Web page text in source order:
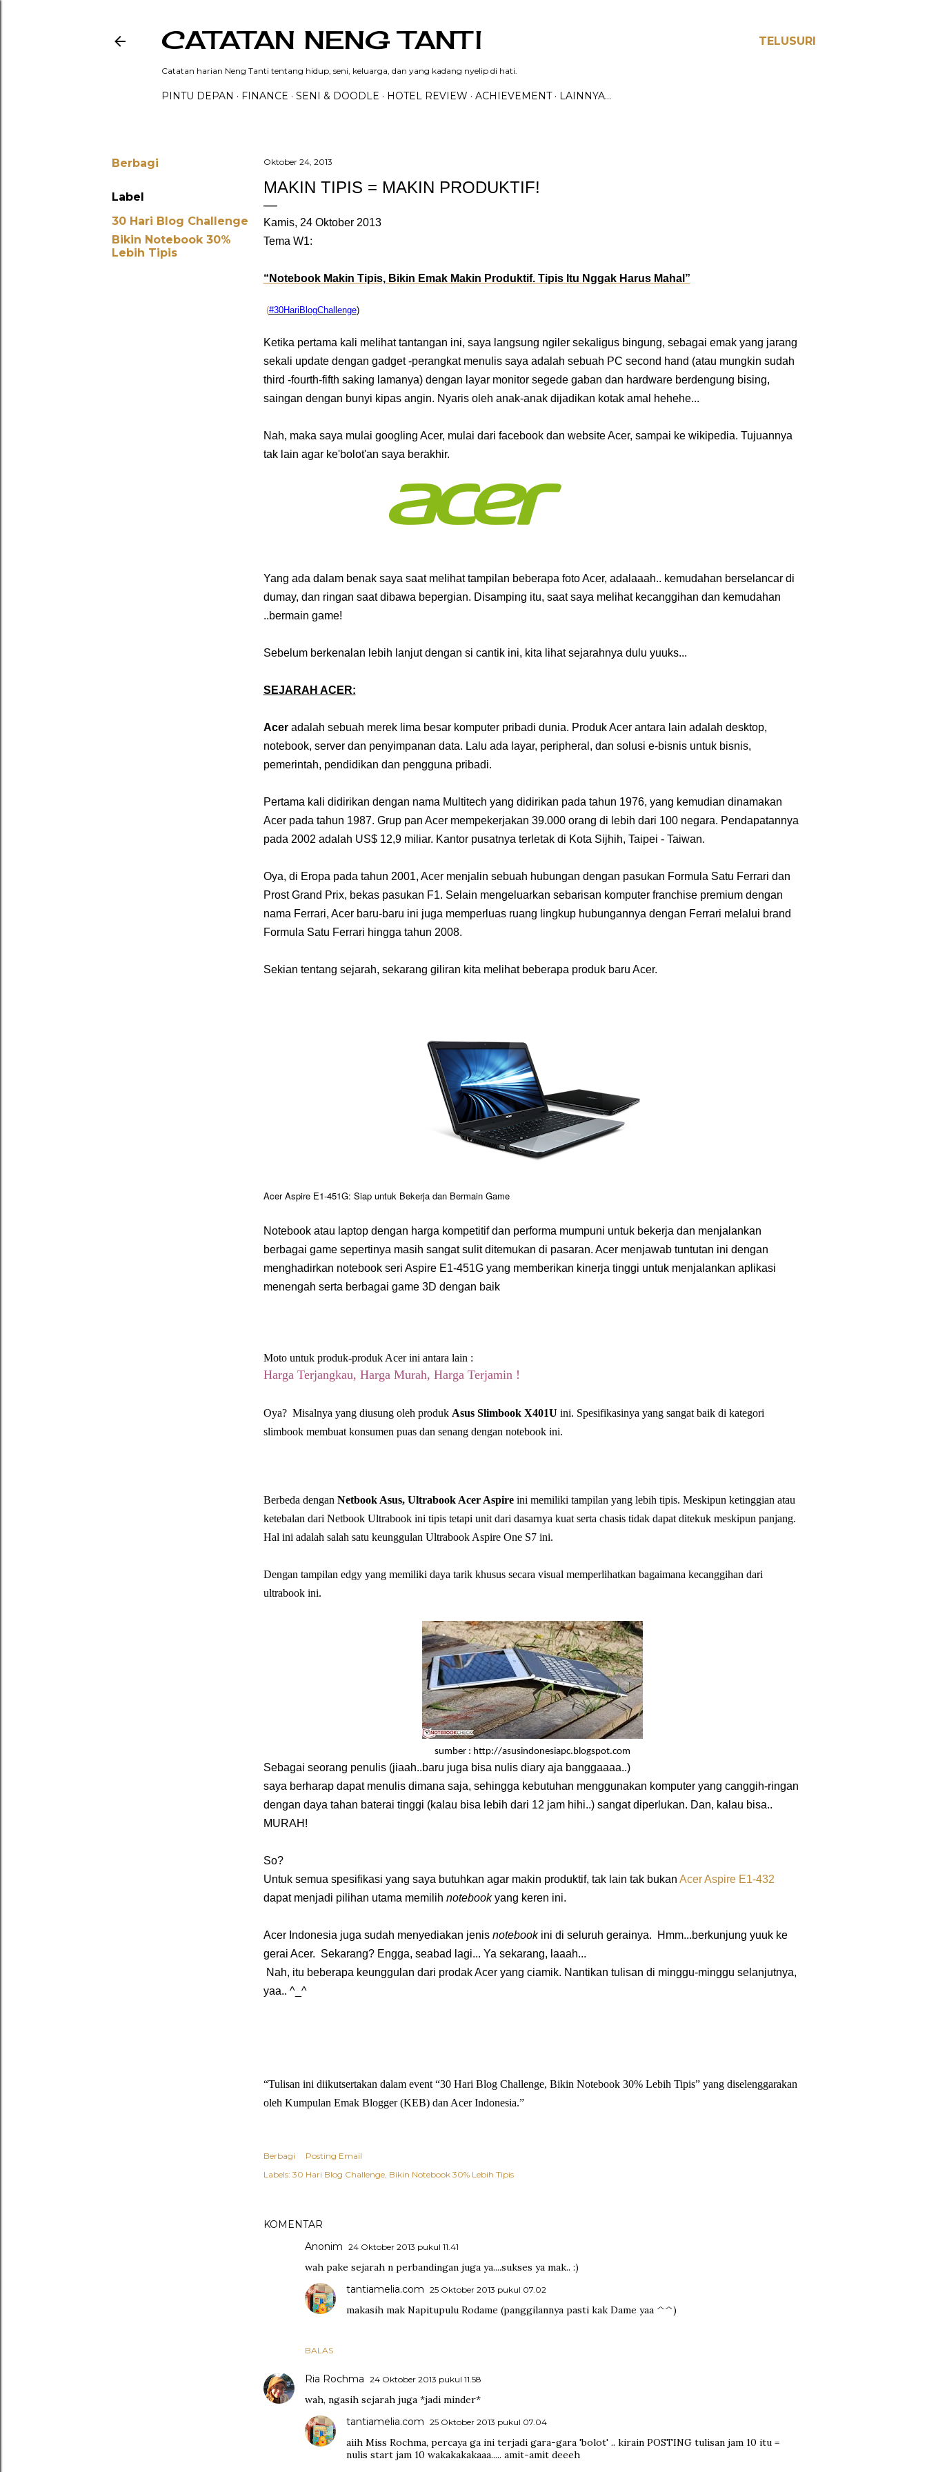
TELUSURI
CATATAN NENG TANTI
Catatan harian Neng Tanti tentang hidup, seni, keluarga, dan yang kadang nyelip di hati.
PINTU DEPAN FINANCE SENI & DOODLE HOTEL REVIEW ACHIEVEMENT LAINNYA…
Berbagi
Label
30 Hari Blog Challenge
Bikin Notebook 30%
Lebih Tipis
Oktober 24, 2013
MAKIN TIPIS = MAKIN PRODUKTIF!
Kamis, 24 Oktober 2013
Tema W1:
“Notebook Makin Tipis, Bikin Emak Makin Produktif. Tipis Itu Nggak Harus Mahal”
(#30HariBlogChallenge)
Ketika pertama kali melihat tantangan ini, saya langsung ngiler sekaligus bingung, sebagai emak yang jarang
sekali update dengan gadget -perangkat menulis saya adalah sebuah PC second hand (atau mungkin sudah
third -fourth-fifth saking lamanya) dengan layar monitor segede gaban dan hardware berdengung bising,
saingan dengan bunyi kipas angin. Nyaris oleh anak-anak dijadikan kotak amal hehehe...
Nah, maka saya mulai googling Acer, mulai dari facebook dan website Acer, sampai ke wikipedia. Tujuannya
tak lain agar ke'bolot'an saya berakhir.
Yang ada dalam benak saya saat melihat tampilan beberapa foto Acer, adalaaah.. kemudahan berselancar di
dumay, dan ringan saat dibawa bepergian. Disamping itu, saat saya melihat kecanggihan dan kemudahan
..bermain game!
Sebelum berkenalan lebih lanjut dengan si cantik ini, kita lihat sejarahnya dulu yuuks...
SEJARAH ACER:
Aceradalah sebuah merek lima besar komputer pribadi dunia. Produk Acer antara lain adalah desktop,
notebook, server dan penyimpanan data. Lalu ada layar, peripheral, dan solusi e-bisnis untuk bisnis,
pemerintah, pendidikan dan pengguna pribadi.
Pertama kali didirikan dengan nama Multitech yang didirikan pada tahun 1976, yang kemudian dinamakan
Acer pada tahun 1987. Grup pan Acer mempekerjakan 39.000 orang di lebih dari 100 negara. Pendapatannya
pada 2002 adalah US$ 12,9 miliar. Kantor pusatnya terletak di Kota Sijhih, Taipei - Taiwan.
Oya, di Eropa pada tahun 2001, Acer menjalin sebuah hubungan dengan pasukan Formula Satu Ferrari dan
Prost Grand Prix, bekas pasukan F1. Selain mengeluarkan sebarisan komputer franchise premium dengan
nama Ferrari, Acer baru-baru ini juga memperluas ruang lingkup hubungannya dengan Ferrari melalui brand
Formula Satu Ferrari hingga tahun 2008.
Sekian tentang sejarah, sekarang giliran kita melihat beberapa produk baru Acer.
Acer Aspire E1-451G: Siap untuk Bekerja dan Bermain Game
Notebook atau laptop dengan harga kompetitif dan performa mumpuni untuk bekerja dan menjalankan
berbagai game sepertinya masih sangat sulit ditemukan di pasaran. Acer menjawab tuntutan ini dengan
menghadirkan notebook seri Aspire E1-451G yang memberikan kinerja tinggi untuk menjalankan aplikasi
menengah serta berbagai game 3D dengan baik
Moto untuk produk-produk Acer ini antara lain :
Harga Terjangkau, Harga Murah, Harga Terjamin !
Oya? Misalnya yang diusung oleh produk Asus Slimbook X401U ini. Spesifikasinya yang sangat baik di kategori
slimbook membuat konsumen puas dan senang dengan notebook ini.
Berbeda dengan Netbook Asus, Ultrabook Acer Aspireini memiliki tampilan yang lebih tipis. Meskipun ketinggian atau
ketebalan dari Netbook Ultrabook ini tipis tetapi unit dari dasarnya kuat serta chasis tidak dapat ditekuk meskipun panjang.
Hal ini adalah salah satu keunggulan Ultrabook Aspire One S7 ini.
Dengan tampilan edgy yang memiliki daya tarik khusus secara visual memperlihatkan bagaimana kecanggihan dari
ultrabook ini.
sumber : http://asusindonesiapc.blogspot.com
Sebagai seorang penulis (jiaah..baru juga bisa nulis diary aja banggaaaa..)
saya berharap dapat menulis dimana saja, sehingga kebutuhan menggunakan komputer yang canggih-ringan
dengan daya tahan baterai tinggi (kalau bisa lebih dari 12 jam hihi..) sangat diperlukan. Dan, kalau bisa..
MURAH!
So?
Untuk semua spesifikasi yang saya butuhkan agar makin produktif, tak lain tak bukan Acer Aspire E1-432
dapat menjadi pilihan utama memilih notebookyang keren ini.
Acer Indonesia juga sudah menyediakan jenis notebook ini di seluruh gerainya. Hmm...berkunjung yuuk ke
gerai Acer. Sekarang? Engga, seabad lagi... Ya sekarang, laaah...
Nah, itu beberapa keunggulan dari prodak Acer yang ciamik. Nantikan tulisan di minggu-minggu selanjutnya,
yaa.. ^_^
“Tulisan ini diikutsertakan dalam event “30 Hari Blog Challenge, Bikin Notebook 30% Lebih Tipis” yang diselenggarakan
oleh Kumpulan Emak Blogger (KEB) dan Acer Indonesia.”
Berbagi
Posting Email
Labels: 30 Hari Blog Challenge Bikin Notebook 30% Lebih Tipis
KOMENTAR
Anonim 24 Oktober 2013 pukul 11.41
wah pake sejarah n perbandingan juga ya....sukses ya mak.. :)
BALAS
tantiamelia.com 25 Oktober 2013 pukul 07.02
makasih mak Napitupulu Rodame (panggilannya pasti kak Dame yaa ^^)
Ria Rochma 24 Oktober 2013 pukul 11.58
wah, ngasih sejarah juga *jadi minder*
tantiamelia.com 25 Oktober 2013 pukul 07.04
aiih Miss Rochma, percaya ga ini terjadi gara-gara 'bolot' .. kirain POSTING tulisan jam 10 itu =
nulis start jam 10 wakakakakaaa..... amit-amit deeeh